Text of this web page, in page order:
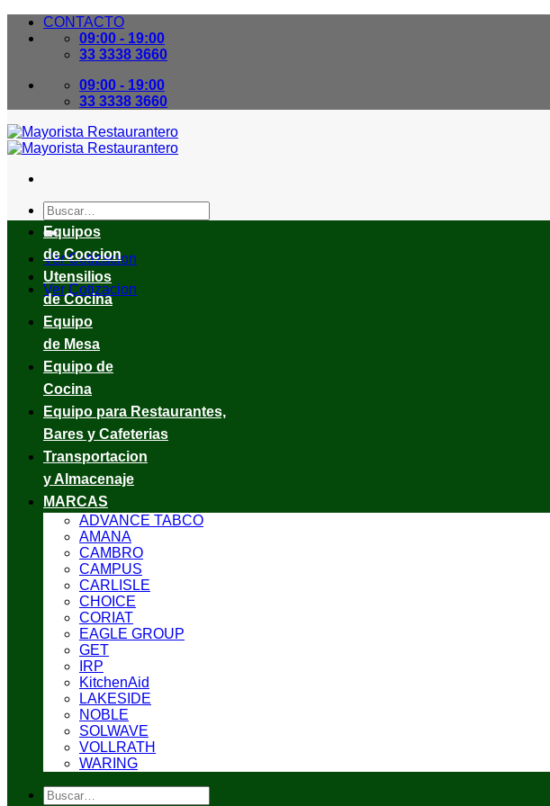
Skip
CONTACTO
09:00 - 19:00
33 3338 3660
09:00 - 19:00
33 3338 3660
Buscar
por:
Ver Cotizacion
Ver Cotizacion
Equipos
de Coccion
Utensilios
de Cocina
Equipo
de Mesa
Equipo de
Cocina
Equipo para Restaurantes,
Bares y Cafeterias
Transportacion
y Almacenaje
MARCAS
ADVANCE TABCO
AMANA
CAMBRO
CAMPUS
CARLISLE
CHOICE
CORIAT
EAGLE GROUP
GET
IRP
KitchenAid
LAKESIDE
NOBLE
SOLWAVE
VOLLRATH
WARING
Buscar